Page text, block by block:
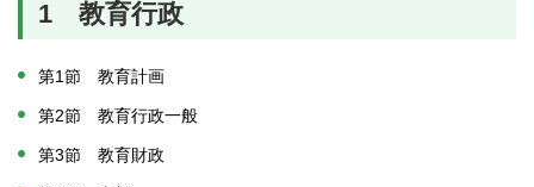
1 教育行政
第1節 教育計画
第2節 教育行政一般
第3節 教育財政